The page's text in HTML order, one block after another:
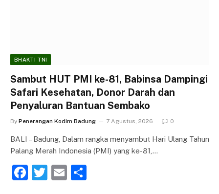
BHAKTI TNI
Sambut HUT PMI ke-81, Babinsa Dampingi
Safari Kesehatan, Donor Darah dan
Penyaluran Bantuan Sembako
By Penerangan Kodim Badung 7 Agustus, 2026 0
BALI – Badung, Dalam rangka menyambut Hari Ulang Tahun
Palang Merah Indonesia (PMI) yang ke-81,…
F
T
E